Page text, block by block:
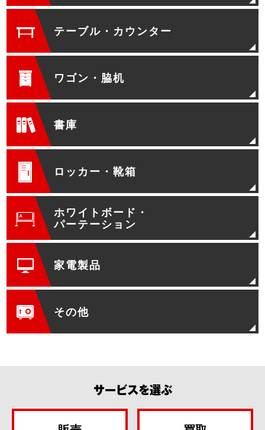
テーブル・カウンター
ワゴン・脇机
書庫
ロッカー・靴箱
ホワイトボード・
パーテーション
家電製品
その他
サービスを選ぶ